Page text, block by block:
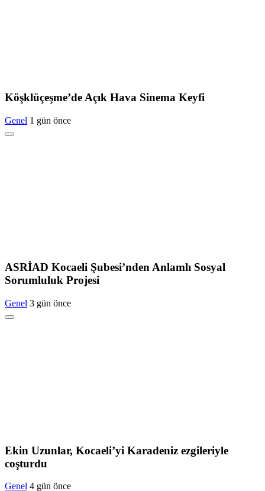
Köşklüçeşme’de Açık Hava Sinema Keyfi
Genel 1 gün önce
ASRİAD Kocaeli Şubesi’nden Anlamlı Sosyal
Sorumluluk Projesi
Genel 3 gün önce
Ekin Uzunlar, Kocaeli’yi Karadeniz ezgileriyle
coşturdu
Genel 4 gün önce